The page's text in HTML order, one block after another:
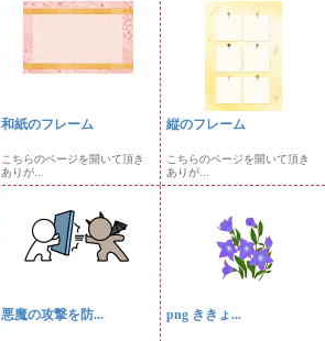
和紙のフレーム
こちらのページを開いて頂き
ありが...
縦のフレーム
こちらのページを開いて頂き
ありが...
悪魔の攻撃を防... png ききょ...